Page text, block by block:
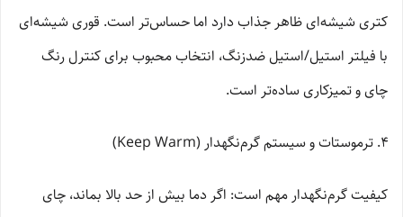
کتری شیشه‌ای ظاهر جذاب دارد اما حساس‌تر است. قوری شیشه‌ای
با فیلتر استیل/استیل ضدزنگ، انتخاب محبوب برای کنترل رنگ
چای و تمیزکاری ساده‌تر است.
ترموستات و سیستم گرم‌نگهدار (Keep Warm)
کیفیت گرم‌نگهدار مهم است: اگر دما بیش از حد بالا بماند، چای